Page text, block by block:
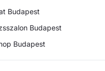
Budapest
Budapest
Budapest